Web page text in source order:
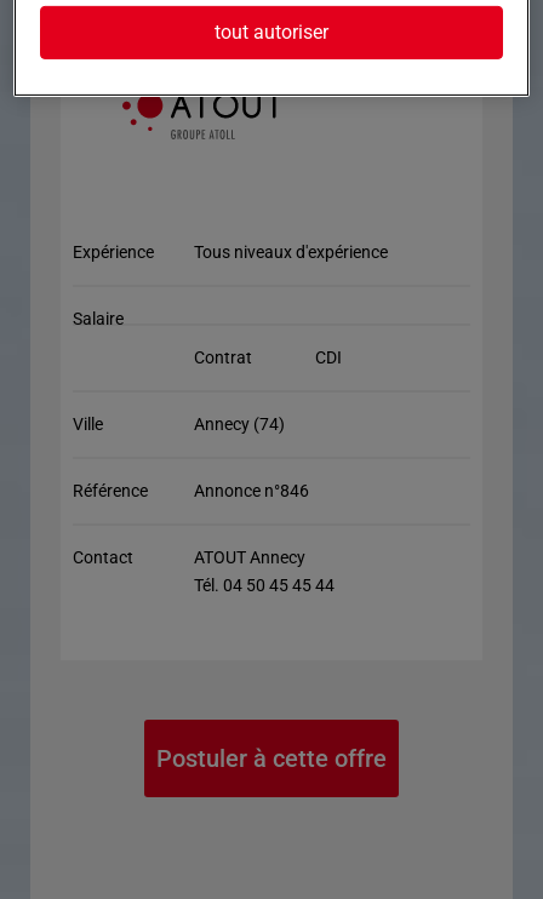
Expérience Tous niveaux d'expérience
Salaire
Contrat
CDI
Ville Annecy (74)
Référence Annonce n°846
Contact
ATOUT Annecy
Tél. 04 50 45 45 44
Postuler à cette offre
tout autoriser